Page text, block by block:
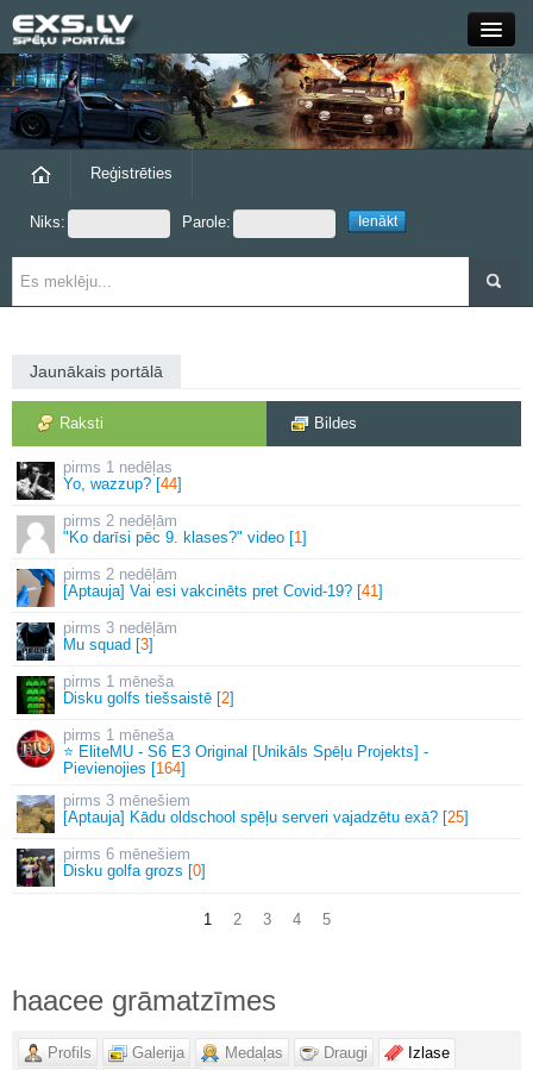
Close
Forums
Grupas
Reģistrēties
Niks: Parole:
Jaunākais portālā
Raksti Bildes
1 nedēļas
Yo, wazzup? [44]
2 nedēļām
"Ko darīsi pēc 9. klases?" video [1]
2 nedēļām
[Aptauja] Vai esi vakcinēts pret Covid-19? [41]
3 nedēļām
Mu squad [3]
1 mēneša
Disku golfs tiešsaistē [2]
1 mēneša
⭐ EliteMU - S6 E3 Original [Unikāls Spēļu Projekts] -
Pievienojies [164]
3 mēnešiem
[Aptauja] Kādu oldschool spēļu serveri vajadzētu exā? [25]
6 mēnešiem
Disku golfa grozs [0]
1 2 3 4 5
haacee grāmatzīmes
Profils Galerija Medaļas Draugi
Izlase